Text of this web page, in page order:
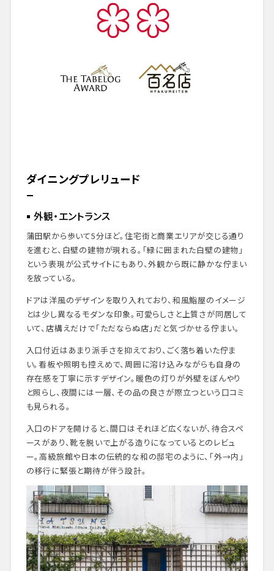
ダイニングプレリュード
外観・エントランス
蒲田駅から歩いて5分ほど。住宅街と商業エリアが交じる通り
を進むと、白壁の建物が現れる。「緑に囲まれた白壁の建物」
という表現が公式サイトにもあり、外観から既に静かな佇まい
を放っている。
ドアは洋風のデザインを取り入れており、和風鮨屋のイメージ
とは少し異なるモダンな印象。可愛らしさと上質さが同居して
いて、店構えだけで「ただならぬ店」だと気づかせる佇まい。
入口付近はあまり派手さを抑えており、ごく落ち着いた佇ま
い。看板や照明も控えめで、周囲に溶け込みながらも自身の
存在感を丁寧に示すデザイン。暖色の灯りが外壁をぼんやり
と照らし、夜間には一層、その品の良さが際立つという口コミ
も見られる。
入口のドアを開けると、間口はそれほど広くないが、待合スペ
ースがあり、靴を脱いで上がる造りになっているとのレビュ
ー。高級旅館や日本の伝統的な和の邸宅のように、「外→内」
の移行に緊張と期待が伴う設計。